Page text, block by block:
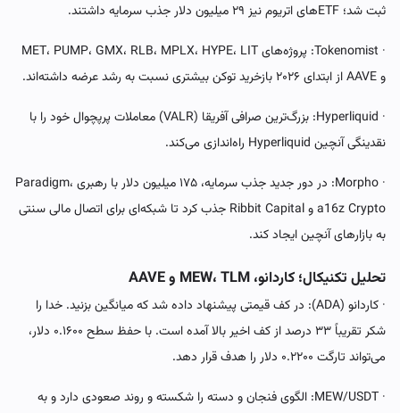
ثبت شد؛ ETFهای اتریوم نیز ۲۹ میلیون دلار جذب سرمایه داشتند.
· Tokenomist: پروژه‌های MET، PUMP، GMX، RLB، MPLX، HYPE، LIT
و AAVE از ابتدای ۲۰۲۶ بازخرید توکن بیشتری نسبت به رشد عرضه داشته‌اند.
· Hyperliquid: بزرگ‌ترین صرافی آفریقا (VALR) معاملات پرپچوال خود را با
نقدینگی آنچین Hyperliquid راه‌اندازی می‌کند.
· Morpho: در دور جدید جذب سرمایه، ۱۷۵ میلیون دلار با رهبری Paradigm،
a16z Crypto و Ribbit Capital جذب کرد تا شبکه‌ای برای اتصال مالی سنتی
به بازارهای آنچین ایجاد کند.
تحلیل تکنیکال؛ کاردانو، MEW، TLM و AAVE
· کاردانو (ADA): در کف قیمتی پیشنهاد داده شد که میانگین بزنید. خدا را
شکر تقریباً ۳۳ درصد از کف اخیر بالا آمده است. با حفظ سطح ۰.۱۶۰۰ دلار،
می‌تواند تارگت ۰.۲۲۰۰ دلار را هدف قرار دهد.
· MEW/USDT: الگوی فنجان و دسته را شکسته و روند صعودی دارد و به